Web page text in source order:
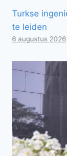
Turkse
te leiden
6 augustus 2026